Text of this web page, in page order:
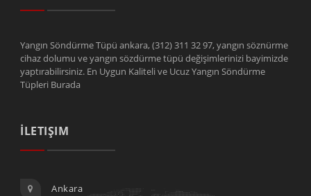
Yangın Söndürme Tüpü ankara, (312) 311 32 97, yangın söznürme
cihaz dolumu ve yangın sözdürme tüpü değişimlerinizi bayimizde
yaptırabilirsiniz. En Uygun Kaliteli ve Ucuz Yangın Söndürme
Tüpleri Burada
İLETIŞIM
Ankara